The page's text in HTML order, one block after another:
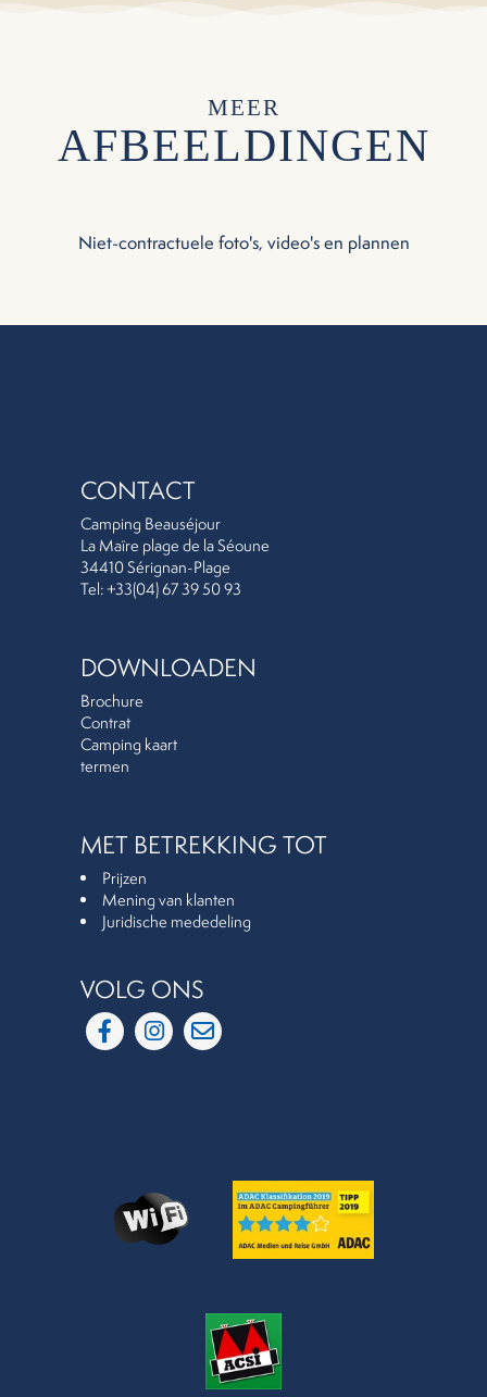
MEER
AFBEELDINGEN
Niet-contractuele foto's, video's en plannen
CONTACT
Camping Beauséjour
La Maïre plage de la Séoune
34410 Sérignan-Plage
Tel: +33(04) 67 39 50 93
DOWNLOADEN
Brochure
Contrat
Camping kaart
termen
MET BETREKKING TOT
Prijzen
Mening van klanten
Juridische mededeling
VOLG ONS